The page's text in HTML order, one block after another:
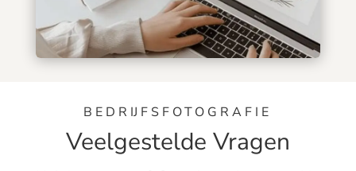
BEDRIJFSFOTOGRAFIE
Veelgestelde Vragen